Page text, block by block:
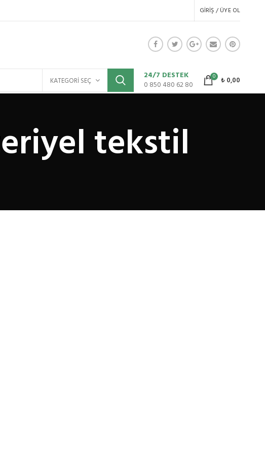
GIRIŞ / ÜYE OL
KATEGORI SEÇ
24/7 DESTEK
0 850 480 62 80
0 ₺0,00
tekstil